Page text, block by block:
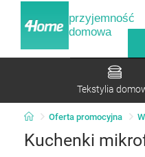
przyjemność
domowa
Tekstylia
Oferta promocyjna
Kuchenki